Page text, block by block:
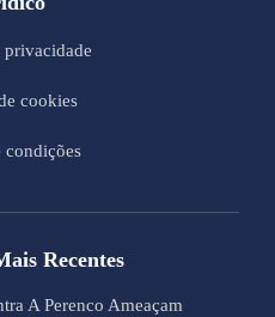
privacidade
cookies
condições
Recentes
A Perenco Ameaçam